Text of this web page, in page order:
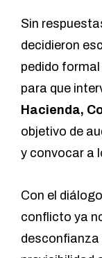
Sin
decidieron
pedido
para que
Hacienda,
objetivo de
y convocar a
Con el
conflicto ya
desconfianza